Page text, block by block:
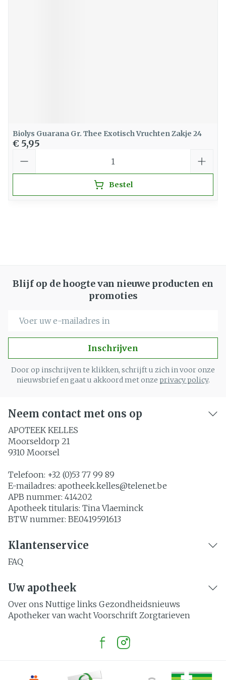
Biolys Guarana Gr. Thee Exotisch Vruchten Zakje 24
€ 5,95
Bestel
Blijf op de hoogte van nieuwe producten en
promoties
Inschrijven
Door op inschrijven te klikken, schrijft u zich in voor onze
nieuwsbrief en gaat u akkoord met onze privacy policy.
Neem contact met ons op
APOTEEK KELLES
Moorseldorp 21
9310 Moorsel
Telefoon: +32 (0)53 77 99 89
E-mailadres: apotheek.kelles@telenet.be
APB nummer: 414202
Apotheek titularis: Tina Vlaeminck
BTW nummer: BE0419591613
Klantenservice
FAQ
Uw apotheek
Over ons Nuttige links Gezondheidsnieuws
Apotheker van wacht Voorschrift Zorgtarieven